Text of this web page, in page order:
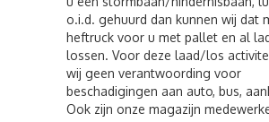
o.i.d. gehuurd dan kunnen wij dat
heftruck voor u met pallet en al
lossen. Voor deze laad/los
wij geen verantwoording voor
beschadigingen aan auto, bus,
Ook zijn onze magazijn